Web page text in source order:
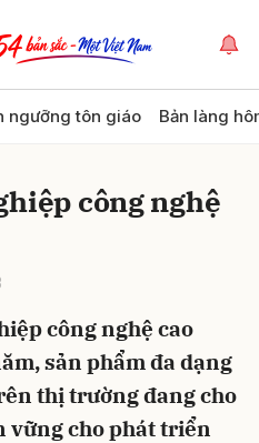
ngưỡng tôn giáo Bản làng
công nghệ
công nghệ cao
sản phẩm đa dạng
thị trường đang cho
vững cho phát triển
Hủy Gửi